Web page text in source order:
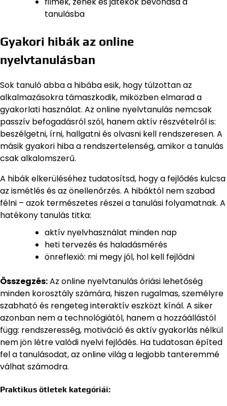
tanulásba
Gyakori hibák az online
nyelvtanulásban
Sok tanuló abba a hibába esik, hogy túlzottan az
alkalmazásokra támaszkodik, miközben elmarad a
gyakorlati használat. Az online nyelvtanulás nemcsak
passzív befogadásról szól, hanem aktív részvételről is:
beszélgetni, írni, hallgatni és olvasni kell rendszeresen. A
másik gyakori hiba a rendszertelenség, amikor a tanulás
csak alkalomszerű.
A hibák elkerüléséhez tudatosítsd, hogy a fejlődés kulcsa
az ismétlés és az önellenőrzés. A hibáktól nem szabad
félni – azok természetes részei a tanulási folyamatnak. A
hatékony tanulás titka:
aktív nyelvhasználat minden nap
heti tervezés és haladásmérés
önreflexió: mi megy jól, hol kell fejlődni
Összegzés:Az online nyelvtanulás óriási lehetőség
minden korosztály számára, hiszen rugalmas, személyre
szabható és rengeteg interaktív eszközt kínál. A siker
azonban nem a technológiától, hanem a hozzáállástól
függ: rendszeresség, motiváció és aktív gyakorlás nélkül
nem jön létre valódi nyelvi fejlődés. Ha tudatosan építed
fel a tanulásodat, az online világ a legjobb tanteremmé
válhat számodra.
Praktikus ötletek kategóriái: